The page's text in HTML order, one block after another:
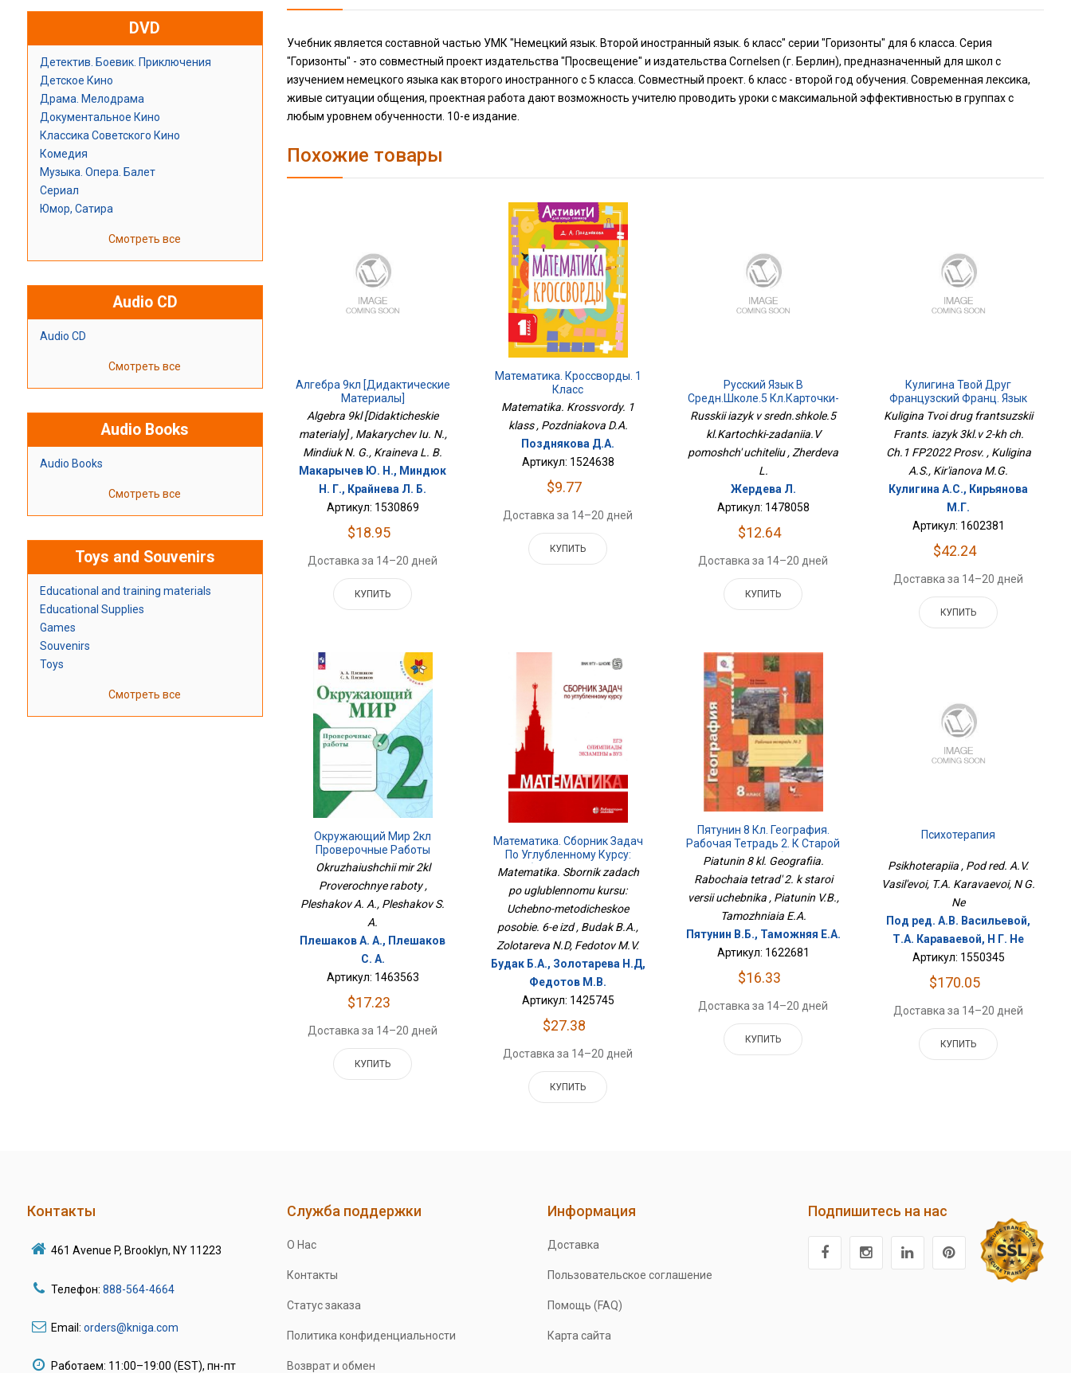
DVD
Детектив. Боевик. Приключения
Детское Кино
Драма. Мелодрама
Документальное Кино
Классика Советского Кино
Комедия
Музыка. Опера. Балет
Сериал
Юмор, Сатира
Смотреть все
Audio CD
Audio CD
Смотреть все
Audio Books
Audio Books
Смотреть все
Toys and Souvenirs
Educational and training materials
Educational Supplies
Games
Souvenirs
Toys
Смотреть все
Учебник является составной частью УМК "Немецкий язык. Второй иностранный язык. 6 класс" серии "Горизонты" для 6 класса. Серия
"Горизонты" - это совместный проект издательства "Просвещение" и издательства Cornelsen (г. Берлин), предназначенный для школ с
изучением немецкого языка как второго иностранного с 5 класса. Совместный проект. 6 класс - второй год обучения. Современная лексика,
живые ситуации общения, проектная работа дают возможность учителю проводить уроки с максимальной эффективностью в группах с
любым уровнем обученности. 10-е издание.
Похожие товары
Алгебра 9кл [Дидактические
Материалы]
Algebra 9kl [Didakticheskie
materialy] , Makarychev Iu. N.,
Mindiuk N. G., Kraineva L. B.
Макарычев Ю. Н., Миндюк
Н. Г., Крайнева Л. Б.
Артикул: 1530869
$18.95
Доставка за 14–20 дней
КУПИТЬ
Математика. Кроссворды. 1
Класс
Matematika. Krossvordy. 1
klass , Pozdniakova D.A.
Позднякова Д.А.
Артикул: 1524638
$9.77
Доставка за 14–20 дней
КУПИТЬ
Русский Язык В
Средн.школе.5 Кл.Карточки-
Задания.В Помощь Учителю
Russkii iazyk v sredn.shkole.5
kl.Kartochki-zadaniia.V
pomoshch' uchiteliu , Zherdeva
L.
Жердева Л.
Артикул: 1478058
$12.64
Доставка за 14–20 дней
КУПИТЬ
Кулигина Твой Друг
Французский Франц. Язык
3кл.в 2-Х Ч. Ч.1 ФП2022
Просв.
Kuligina Tvoi drug frantsuzskii
Frants. iazyk 3kl.v 2-kh ch.
Ch.1 FP2022 Prosv. , Kuligina
A.S., Kir'ianova M.G.
Кулигина А.С., Кирьянова
М.Г.
Артикул: 1602381
$42.24
Доставка за 14–20 дней
КУПИТЬ
Окружающий Мир 2кл
Проверочные Работы
Okruzhaiushchii mir 2kl
Proverochnye raboty ,
Pleshakov A. A., Pleshakov S.
A.
Плешаков А. А., Плешаков
С. А.
Артикул: 1463563
$17.23
Доставка за 14–20 дней
КУПИТЬ
Математика. Сборник Задач
По Углубленному Курсу:
Учебно-Методическое
Matematika. Sbornik zadach
po uglublennomu kursu:
Uchebno-metodicheskoe
posobie. 6-e izd , Budak B.A.,
Zolotareva N.D, Fedotov M.V.
Будак Б.А., Золотарева Н.Д,
Федотов М.В.
Артикул: 1425745
$27.38
Доставка за 14–20 дней
КУПИТЬ
Пятунин 8 Кл. География.
Рабочая Тетрадь 2. К Старой
Версии Учебника
Piatunin 8 kl. Geografiia.
Rabochaia tetrad' 2. k staroi
versii uchebnika , Piatunin V.B.,
Tamozhniaia E.A.
Пятунин В.Б., Таможняя Е.А.
Артикул: 1622681
$16.33
Доставка за 14–20 дней
КУПИТЬ
Психотерапия
Psikhoterapiia , Pod red. A.V.
Vasil'evoi, T.A. Karavaevoi, N G.
Ne
Под ред. А.В. Васильевой,
Т.А. Караваевой, Н Г. Не
Артикул: 1550345
$170.05
Доставка за 14–20 дней
КУПИТЬ
Контакты
461 Avenue P, Brooklyn, NY 11223
Телефон: 888-564-4664
Email: orders@kniga.com
Работаем: 11:00–19:00 (EST), пн-пт
Служба поддержки
О Нас
Контакты
Статус заказа
Политика конфиденциальности
Возврат и обмен
Информация
Доставка
Пользовательское соглашение
Помощь (FAQ)
Карта сайта
Подпишитесь на нас